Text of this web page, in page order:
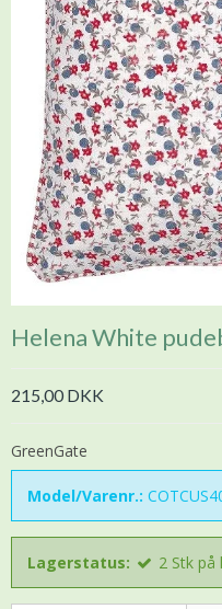
Helena White
215,00 DKK
GreenGate
Model/Varenr.:
Lagerstatus: 2 Stk på